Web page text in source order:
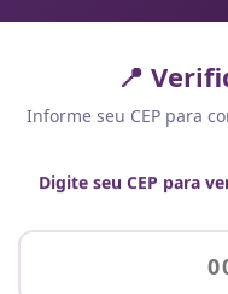
📍
Informe seu CEP para
Digite seu CEP para